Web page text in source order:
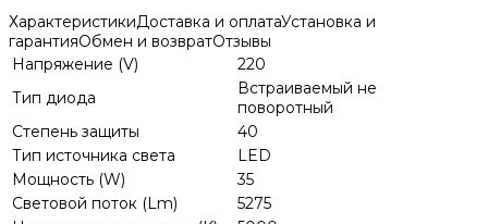
ХарактеристикиДоставка и оплатаУстановка и
гарантияОбмен и возвратОтзывы
Напряжение (V)
220
Тип диода
Встраиваемый не
поворотный
Степень защиты
40
Тип источника света
LED
Мощность (W)
35
Световой поток (Lm)
5275